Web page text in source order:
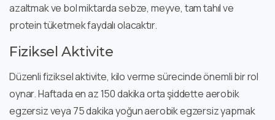
azaltmak ve bol miktarda sebze, meyve, tam tahıl ve
protein tüketmek faydalı olacaktır.
Fiziksel Aktivite
Düzenli fiziksel aktivite, kilo verme sürecinde önemli bir rol
oynar. Haftada en az 150 dakika orta şiddette aerobik
egzersiz veya 75 dakika yoğun aerobik egzersiz yapmak